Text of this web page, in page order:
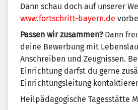
Dann schau doch auf unserer
www.fortschritt-bayern.de
Passen wir zusammen?Dann
deine Bewerbung mit
Anschreiben und Zeugnissen.
Einrichtung darfst du gerne
Einrichtungsleitung
Heilpädagogische Tagesstätte